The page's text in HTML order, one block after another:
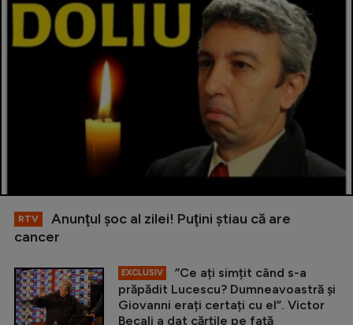
RTV
Anunţul şoc al zilei! Puţini ştiau că are
cancer
EXCLUSIV
”Ce ați simțit când s-a
prăpădit Lucescu? Dumneavoastră și
Giovanni erați certați cu el”. Victor
Becali a dat cărțile pe față